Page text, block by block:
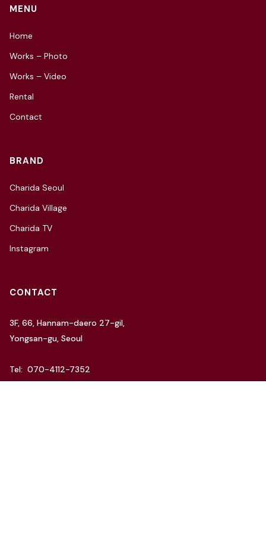
MENU
Home
Works – Photo
Works – Video
Rental
Contact
BRAND
Charida Seoul
Charida Village
Charida TV
Instagram
CONTACT
3F, 66, Hannam-daero 27-gil,
Yongsan-gu, Seoul
Tel: 070-4112-7352
Email: hello@charida.com